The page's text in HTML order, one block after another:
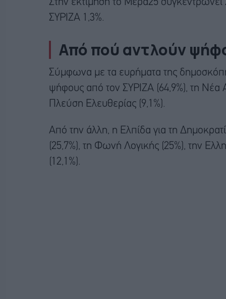
Στην εκτίμηση το Μέρα25
ΣΥΡΙΖΑ 1,3%.
Από πού αντλούν
Σύμφωνα με τα ευρήματα της
ψήφους από τον ΣΥΡΙΖΑ (64,9%), τη Νέα
Πλεύση Ελευθερίας (9,1%).
Από την άλλη, η Ελπίδα για τη
(25,7%), τη Φωνή Λογικής (25%), την
(12,1%).